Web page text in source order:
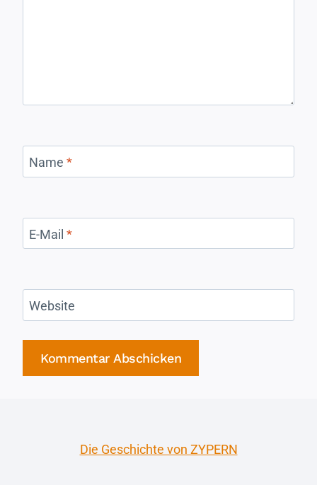
Name *
E-Mail *
Website
Die Geschichte von ZYPERN